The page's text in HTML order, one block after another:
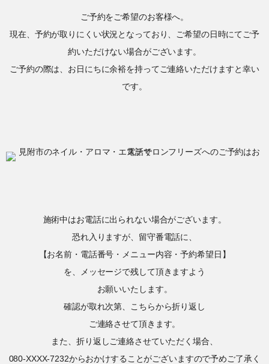
ご予約をご希望のお客様へ。
現在、予約が取りにくい状況となっており、ご希望の日時にてご予
約いただけない場合がございます。
ご予約の際は、お日にちに余裕を持ってご連絡いただけますと幸い
です。
施術中はお電話に出られない場合がございます。
恐れ入りますが、留守番電話に、
【お名前・電話番号・メニュー内容・予約希望日】
を、メッセージで残して頂きますよう
お願いいたします。
確認が取れ次第、こちらから折り返し
ご連絡させて頂きます。
また、折り返しご連絡させていただく場合、
080-XXXX-7232からおかけすることがございますので予めご了承く